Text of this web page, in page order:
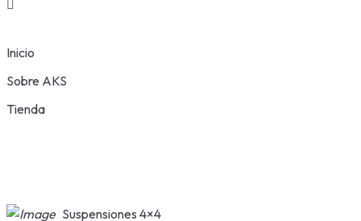
Inicio
Sobre AKS
Tienda
Suspensiones 4×4